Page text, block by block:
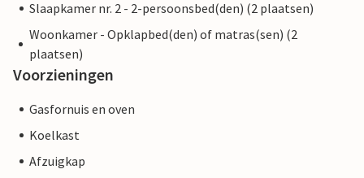
Slaapkamer nr. 2 - 2-persoonsbed(den) (2 plaatsen)
Woonkamer - Opklapbed(den) of matras(sen) (2
plaatsen)
Voorzieningen
Gasfornuis en oven
Koelkast
Afzuigkap